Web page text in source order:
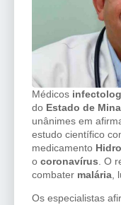
Médicos
do Estado de
unânimes em
estudo científico
medicamento
o coronavírus . O
combater malária
Os especialistas